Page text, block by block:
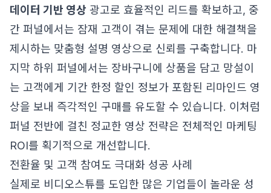
데이터 기반 영상 광고로 효율적인 리드를 확보하고, 중
간 퍼널에서는 잠재 고객이 겪는 문제에 대한 해결책을
제시하는 맞춤형 설명 영상으로 신뢰를 구축합니다. 마
지막 하위 퍼널에서는 장바구니에 상품을 담고 망설이
는 고객에게 기간 한정 할인 정보가 포함된 리마인드 영
상을 보내 즉각적인 구매를 유도할 수 있습니다. 이처럼
퍼널 전반에 걸친 정교한 영상 전략은 전체적인 마케팅
ROI를 획기적으로 개선합니다.
전환율 및 고객 참여도 극대화 성공 사례
실제로 비디오스튜를 도입한 많은 기업들이 놀라운 성